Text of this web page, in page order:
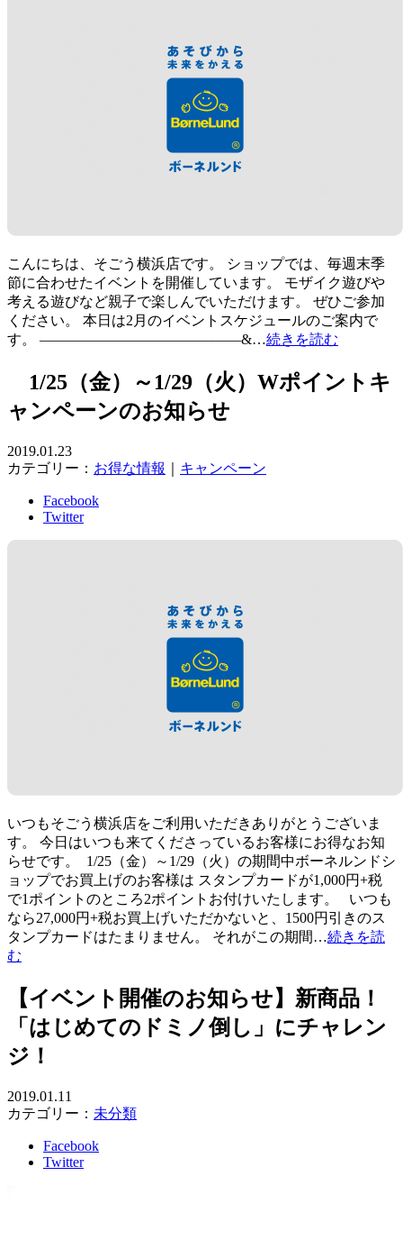
こんにちは、そごう横浜店です。 ショップでは、毎週末季
節に合わせたイベントを開催しています。 モザイク遊びや
考える遊びなど親子で楽しんでいただけます。 ぜひご参加
ください。 本日は2月のイベントスケジュールのご案内で
す。 ——————————————&…続きを読む
1/25（金）～1/29（火）Wポイントキ
ャンペーンのお知らせ
2019.01.23
カテゴリー： お得な情報 キャンペーン
Facebook
Twitter
いつもそごう横浜店をご利用いただきありがとうございま
す。 今日はいつも来てくださっているお客様にお得なお知
らせです。 1/25（金）～1/29（火）の期間中ボーネルンドシ
ョップでお買上げのお客様は スタンプカードが1,000円+税
で1ポイントのところ2ポイントお付けいたします。 いつも
なら27,000円+税お買上げいただかないと、1500円引きのス
タンプカードはたまりません。 それがこの期間…続きを読
む
【イベント開催のお知らせ】新商品！
「はじめてのドミノ倒し」にチャレン
ジ！
2019.01.11
カテゴリー： 未分類
Facebook
Twitter